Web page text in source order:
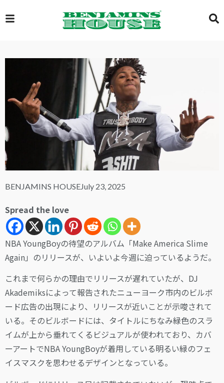
EXCLUSIVE
GLOBAL
VIDEOS
GALLERY
BENJAMINS HOUSEJuly 23, 2025
Spread the love
NBA YoungBoyの待望のアルバム「Make America Slime
Again」のリリースが、いよいよ今週に迫っているようだ。
これまで何らかの理由でリリースが遅れていたが、DJ
Akademiksによって報告されたニューヨーク市内のビルボ
ード広告の出現により、リリースが近いことが示唆されて
いる。そのビルボードには、タイトルにちなみ緑色のスラ
イムが上から垂れてくるビジュアルが使われており、カバ
ーアートでNBA YoungBoyが着用している明るい緑のフェ
イスマスクを思わせるデザインとなっている。